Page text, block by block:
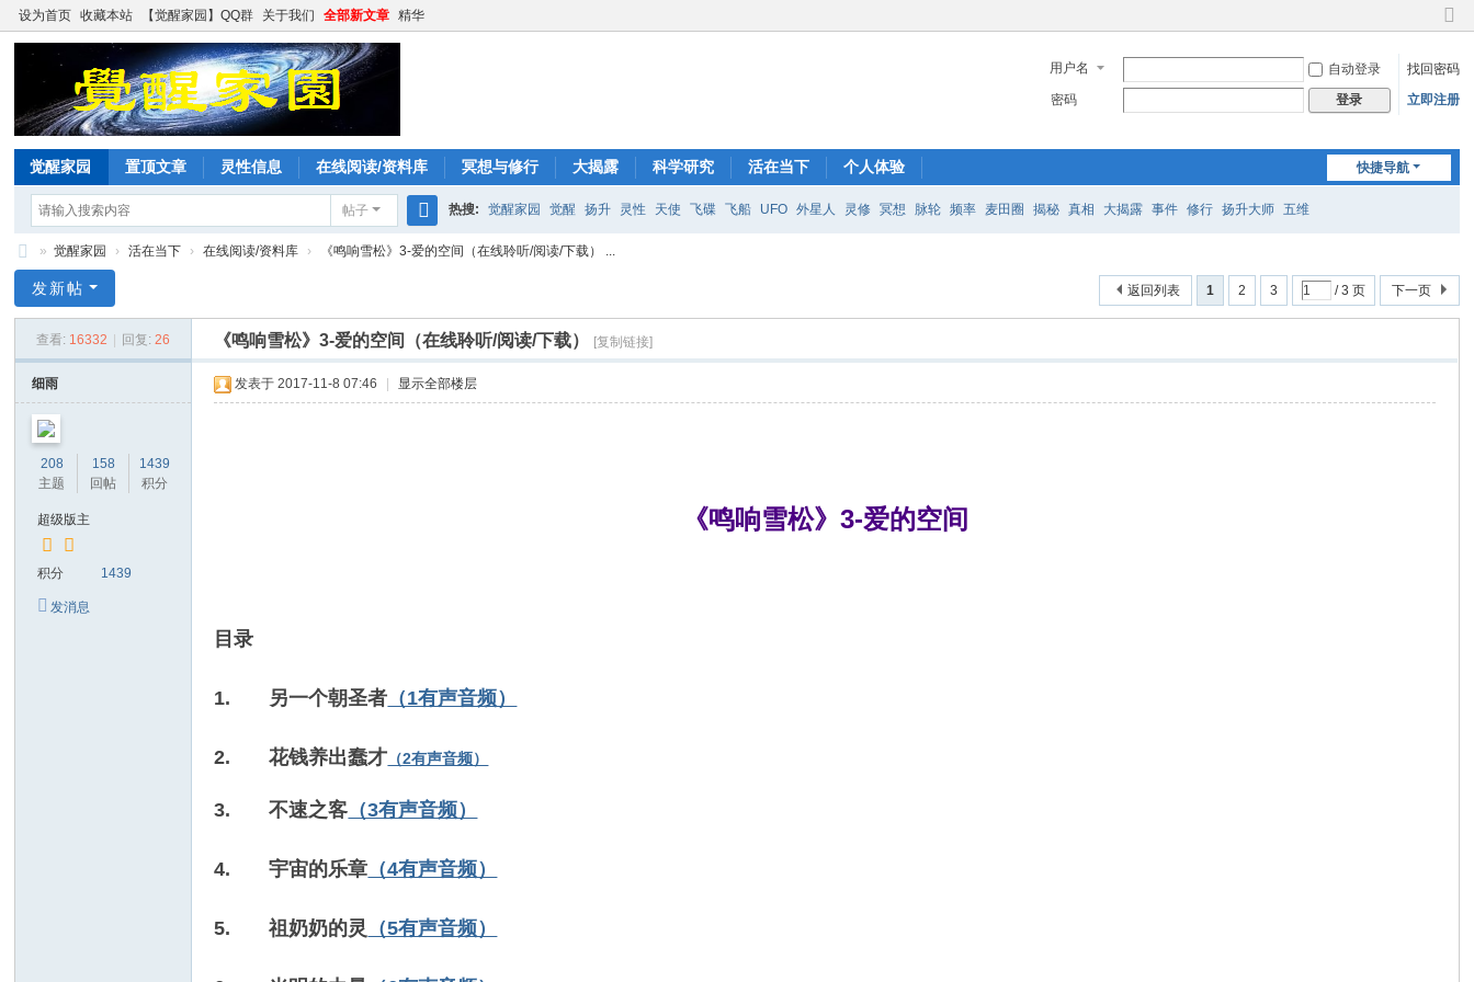
设为首页 收藏本站 【觉醒家园】QQ群 关于我们 全部新文章 精华
切
到
窄
用户名 自动登录
找回密码
密码
登录 立即注册
快捷导航
觉醒家园 置顶文章 灵性信息 在线阅读/资料库 冥想与修行 大揭露 科学研究 活在当下 个人体验
帖子
搜
热搜: 觉醒家园 觉醒 扬升 灵性 天使 飞碟 飞船 UFO 外星人 灵修 冥想 脉轮 频率 麦田圈 揭秘 真相 大揭露 事件 修行 扬升大师 五维
醒
园
» 觉醒家园 › 活在当下 › 在线阅读/资料库 › 《鸣响雪松》3-爱的空间（在线聆听/阅读/下载） ...
1 2 3 / 3 页 下一页
返回列表
发新帖
查看: 16332 回复: 26 《鸣响雪松》3-爱的空间（在线聆听/阅读/下载） [复制链接]
细雨
208
主题
158
回帖
1439
积分
超级版主
积分 1439
发消息
发表于 2017-11-8 07:46 显示全部楼层
《鸣响雪松》3-爱的空间
目录
1. 另一个朝圣者 （1有声音频）
2.花钱养出蠢才 （2有声音频）
3. 不速之客 （3有声音频）
4. 宇宙的乐章 （4有声音频）
5. 祖奶奶的灵 （5有声音频）